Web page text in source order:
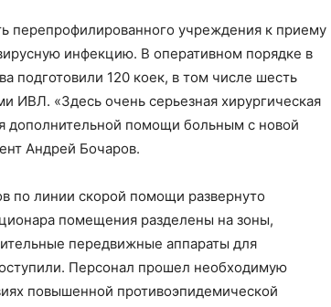
перепрофилированного учреждения к приему
инфекцию. В оперативном порядке в
подготовили 120 коек, в том числе шесть
ИВЛ. «Здесь очень серьезная хирургическая
дополнительной помощи больным с новой
Андрей Бочаров.
по линии скорой помощи развернуто
помещения разделены на зоны,
передвижные аппараты для
Персонал прошел необходимую
повышенной противоэпидемической